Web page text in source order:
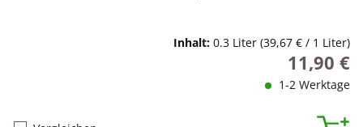
Inhalt: 0.3 Liter (39,67 € / 1 Liter)
Regulärer
11,90 €
1-2 Werktage